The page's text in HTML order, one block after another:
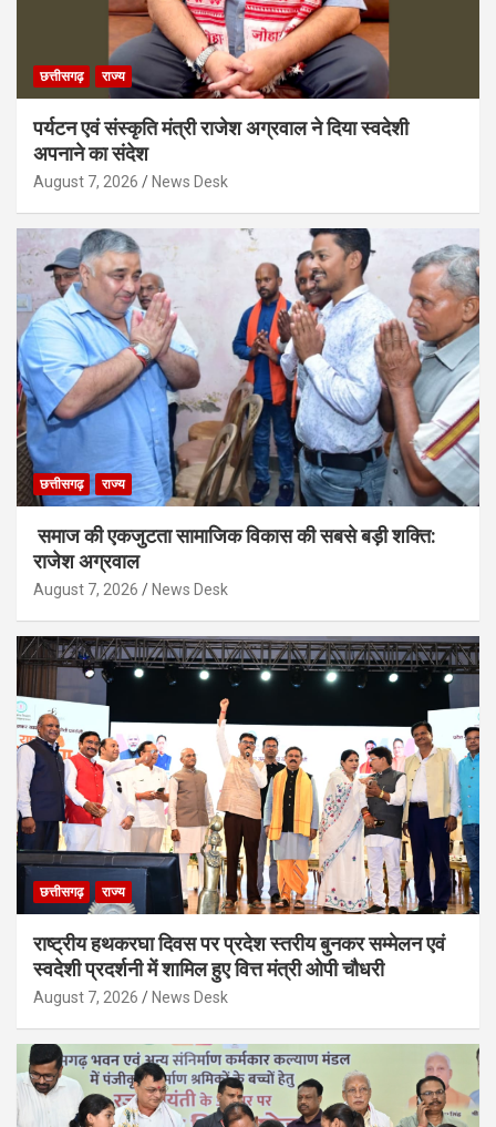
छत्तीसगढ़ राज्य
पर्यटन एवं संस्कृति मंत्री राजेश अग्रवाल ने दिया स्वदेशी
अपनाने का संदेश
August 7, 2026 News Desk
छत्तीसगढ़ राज्य
समाज की एकजुटता सामाजिक विकास की सबसे बड़ी शक्ति:
राजेश अग्रवाल
August 7, 2026 News Desk
छत्तीसगढ़ राज्य
राष्ट्रीय हथकरघा दिवस पर प्रदेश स्तरीय बुनकर सम्मेलन एवं
स्वदेशी प्रदर्शनी में शामिल हुए वित्त मंत्री ओपी चौधरी
August 7, 2026 News Desk